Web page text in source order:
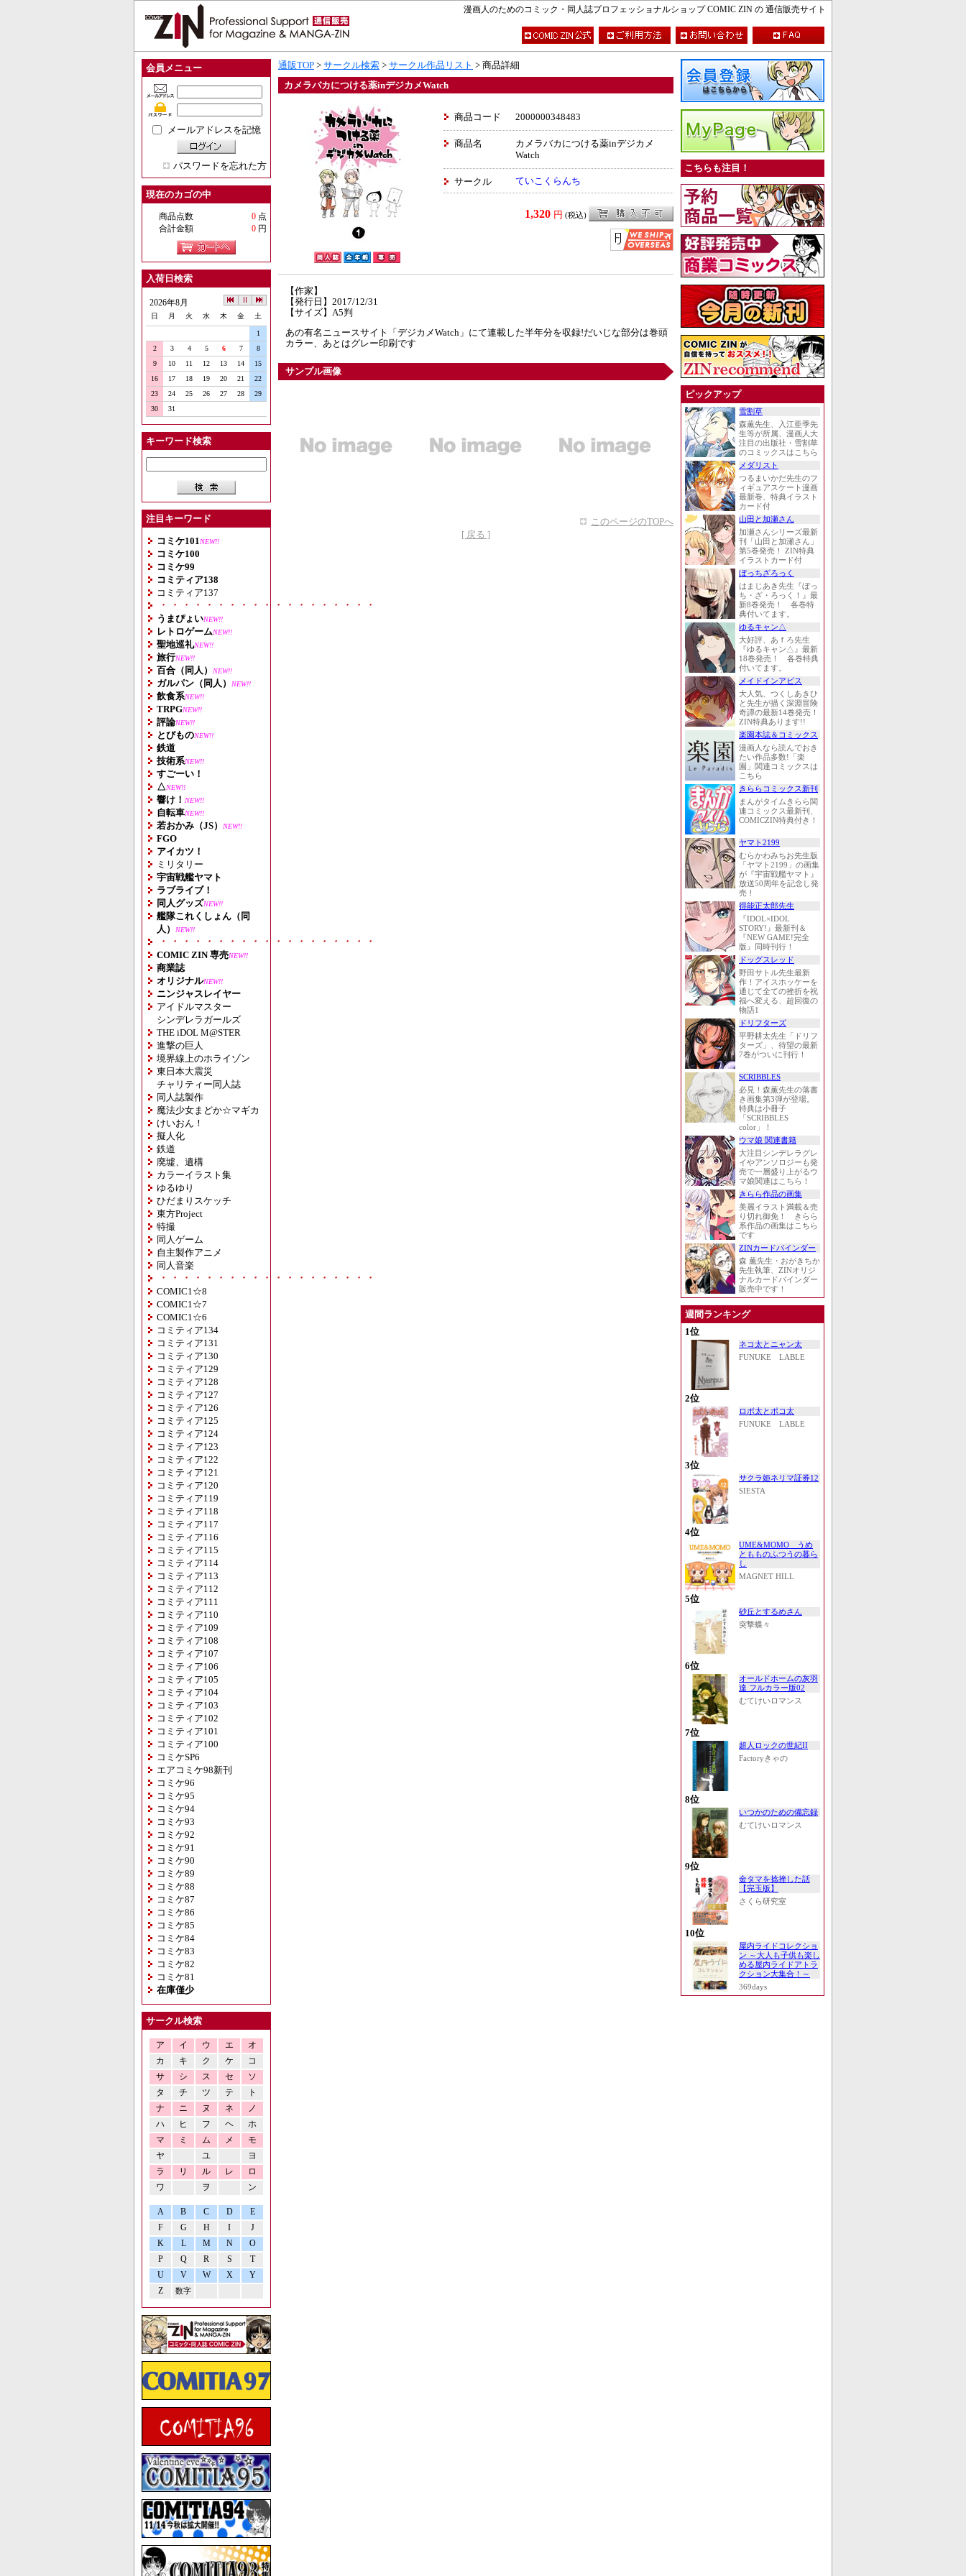
漫画人のためのコミック・同人誌プロフェッショナルショップ COMIC ZIN の 通信販売サイト
会員メニュー
メールアドレスを記憶
パスワードを忘れた方
現在のカゴの中
商品点数 0 点
合計金額
0 円
入荷日検索
2026年8月
日 月 火 水 木 金 土
1
2
3 4 5 6 7
8
9
10 11 12 13 14
15
16
17 18 19 20 21
22
23
24 25 26 27 28
29
30
31
キーワード検索
注目キーワード
コミケ101 NEW!!
コミケ100
コミケ99
コミティア138
コミティア137
・・・・・・・・・・・・・・・・・・・
うまぴょいNEW!!
レトロゲームNEW!!
聖地巡礼NEW!!
旅行NEW!!
百合（同人） NEW!!
ガルパン（同人） NEW!!
飲食系NEW!!
TRPGNEW!!
評論NEW!!
とびものNEW!!
鉄道
技術系NEW!!
すごーい！
△NEW!!
響け！ NEW!!
自転車NEW!!
若おかみ（JS） NEW!!
FGO
アイカツ！
ミリタリー
宇宙戦艦ヤマト
ラブライブ！
同人グッズNEW!!
艦隊これくしょん（同
人）
NEW!!
・・・・・・・・・・・・・・・・・・・
COMIC ZIN 専売NEW!!
商業誌
オリジナルNEW!!
ニンジャスレイヤー
アイドルマスター
シンデレラガールズ
THE iDOL M@STER
進撃の巨人
境界線上のホライゾン
東日本大震災
チャリティー同人誌
同人誌製作
魔法少女まどか☆マギカ
けいおん！
擬人化
鉄道
廃墟、遺構
カラーイラスト集
ゆるゆり
ひだまりスケッチ
東方Project
特撮
同人ゲーム
自主製作アニメ
同人音楽
・・・・・・・・・・・・・・・・・・・
COMIC1☆8
COMIC1☆7
COMIC1☆6
コミティア134
コミティア131
コミティア130
コミティア129
コミティア128
コミティア127
コミティア126
コミティア125
コミティア124
コミティア123
コミティア122
コミティア121
コミティア120
コミティア119
コミティア118
コミティア117
コミティア116
コミティア115
コミティア114
コミティア113
コミティア112
コミティア111
コミティア110
コミティア109
コミティア108
コミティア107
コミティア106
コミティア105
コミティア104
コミティア103
コミティア102
コミティア101
コミティア100
コミケSP6
エアコミケ98新刊
コミケ96
コミケ95
コミケ94
コミケ93
コミケ92
コミケ91
コミケ90
コミケ89
コミケ88
コミケ87
コミケ86
コミケ85
コミケ84
コミケ83
コミケ82
コミケ81
在庫僅少
サークル検索
ア イ ウ エ
オ
カ
キ ク ケ
コ
サ
シ ス セ
ソ
タ
チ ツ テ
ト
ナ
ニ ヌ ネ
ノ
ハ
ヒ フ ヘ
ホ
マ
ミ ム メ
モ
ヤ
ユ
ヨ
ラ
リ ル レ
ロ
ワ
ヲ ン
A B C D
E
F
G H I
J
K
L M N
O
P
Q R S
T
U
V W X
Y
Z
数字
通販TOP > サークル検索 > サークル作品リスト > 商品詳細
カメラバカにつける薬inデジカメWatch
商品コード 2000000348483
商品名
カメラバカにつける薬inデジカメ
Watch
サークル ていこくらんち
1,320 円 (税込)
【作家】
【発行日】2017/12/31
【サイズ】A5判
あの有名ニュースサイト「デジカメWatch」にて連載した半年分を収録!だいじな部分は巻頭
カラー、あとはグレー印刷です
サンプル画像
このページのTOPへ
[ 戻る ]
こちらも注目！
ピックアップ
雪割草
森薫先生、入江亜季先
生等が所属、漫画人大
注目の出版社・雪割草
のコミックスはこちら
メダリスト
つるまいかだ先生のフ
ィギュアスケート漫画
最新巻、特典イラスト
カード付
山田と加瀬さん
加瀬さんシリーズ最新
刊「山田と加瀬さん」
第5巻発売！ ZIN特典
イラストカード付
ぼっちざろっく
はまじあき先生『ぼっ
ち・ざ・ろっく！』最
新8巻発売！ 各巻特
典付いてます。
ゆるキャン△
大好評、あｆろ先生
『ゆるキャン△』最新
18巻発売！ 各巻特典
付いてます。
メイドインアビス
大人気、つくしあきひ
と先生が描く深淵冒険
奇譚の最新14巻発売！
ZIN特典あります!!
楽園本誌＆コミックス
漫画人なら読んでおき
たい作品多数!「楽
園」関連コミックスは
こちら
きららコミックス新刊
まんがタイムきらら関
連コミックス最新刊、
COMICZIN特典付き！
ヤマト2199
むらかわみちお先生版
「ヤマト2199」の画集
が『宇宙戦艦ヤマト』
放送50周年を記念し発
売！
得能正太郎先生
『IDOL×IDOL
STORY!』最新刊＆
『NEW GAME!完全
版』同時刊行！
ドッグスレッド
野田サトル先生最新
作！アイスホッケーを
通じて全ての挫折を祝
福へ変える、超回復の
物語1
ドリフターズ
平野耕太先生「ドリフ
ターズ」、待望の最新
7巻がついに刊行！
SCRIBBLES
必見！森薫先生の落書
き画集第3弾が登場。
特典は小冊子
「SCRIBBLES
color」！
ウマ娘 関連書籍
大注目シンデレラグレ
イやアンソロジーも発
売で一層盛り上がるウ
マ娘関連はこちら！
きらら作品の画集
美麗イラスト満載＆売
り切れ御免！ きらら
系作品の画集はこちら
です
ZINカードバインダー
森 薫先生・おがきちか
先生執筆、ZINオリジ
ナルカードバインダー
販売中です！
週間ランキング
1位
ネコ太とニャン太
FUNUKE LABLE
2位
ロボ太とポコ太
FUNUKE LABLE
3位
サクラ姫ネリマ証券12
SIESTA
4位
UME&MOMO うめ
ともものふつうの暮ら
し
MAGNET HILL
5位
砂丘とするめさん
突撃蝶々
6位
オールドホームの灰羽
達 フルカラー版02
むてけいロマンス
7位
超人ロックの世紀II
Factoryきゃの
8位
いつかのための備忘録
むてけいロマンス
9位
金タマを捻挫した話
【完玉版】
さくら研究室
10位
屋内ライドコレクショ
ン ～大人も子供も楽し
める屋内ライドアトラ
クション大集合！～
369days